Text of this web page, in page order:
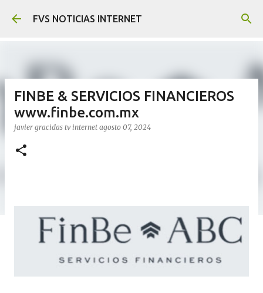
Ir al contenido principal
FVS NOTICIAS INTERNET
FINBE & SERVICIOS FINANCIEROS
www.finbe.com.mx
javier gracidas tv internet agosto 07, 2024